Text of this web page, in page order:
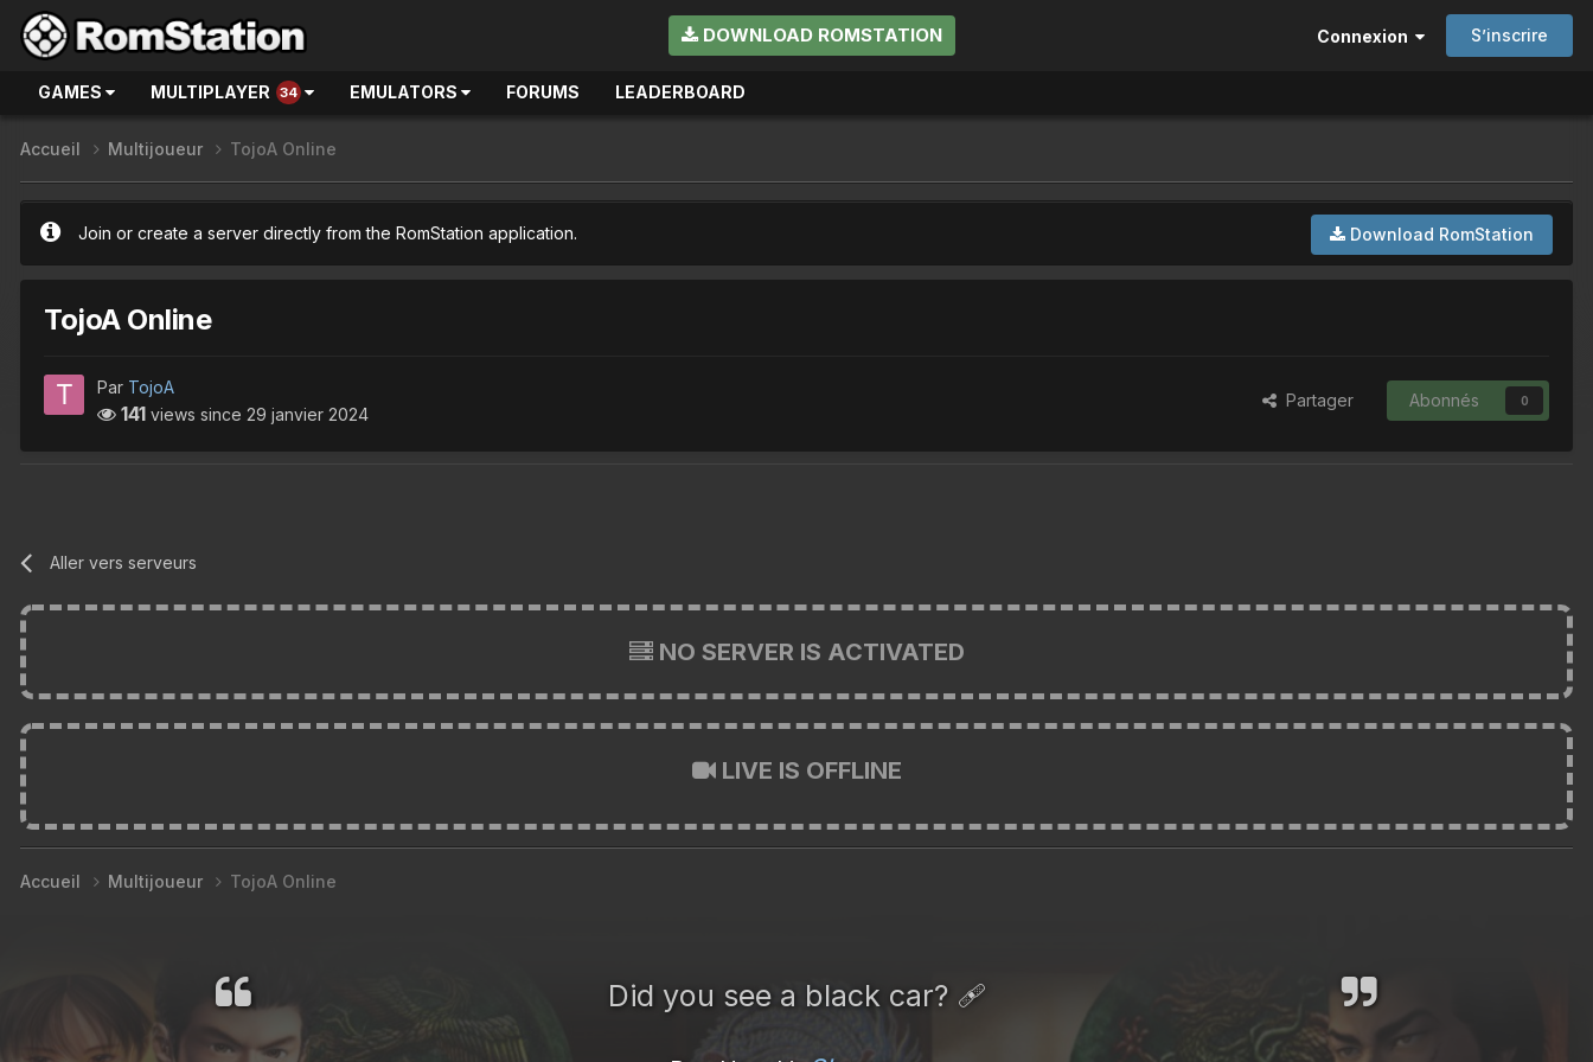
DOWNLOAD ROMSTATION Connexion S’inscrire
GAMES MULTIPLAYER 34 EMULATORS FORUMS LEADERBOARD
Accueil Multijoueur TojoA Online
Download RomStation
Join or create a server directly from the RomStation application.
TojoA Online
Par TojoA
141 views since 29 janvier 2024
Partager Abonnés 0
Aller vers serveurs
NO SERVER IS ACTIVATED
LIVE IS OFFLINE
Accueil Multijoueur TojoA Online
Did you see a black car? 🩹